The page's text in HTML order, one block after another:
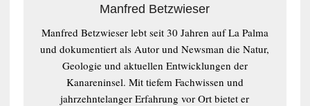
Manfred Betzwieser
Manfred Betzwieser lebt seit 30 Jahren auf La Palma
und dokumentiert als Autor und Newsman die Natur,
Geologie und aktuellen Entwicklungen der
Kanareninsel. Mit tiefem Fachwissen und
jahrzehntelanger Erfahrung vor Ort bietet er